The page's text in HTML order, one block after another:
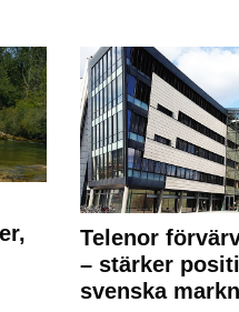
Telenor
– stärker
svenska